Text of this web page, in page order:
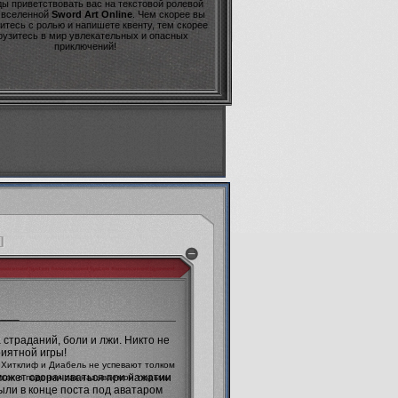
приветствовать вас на текстовой ролевой
вселенной Sword Art Online . Чем скорее вы
с ролью и напишете квенту, тем скорее
в мир увлекательных и опасных
приключений!
боли и лжи. Никто не
игры!
сворачиваться при нажатии
в конце поста под аватаром
и Диабель не успевают толком
о падении так называемой тюрьмы